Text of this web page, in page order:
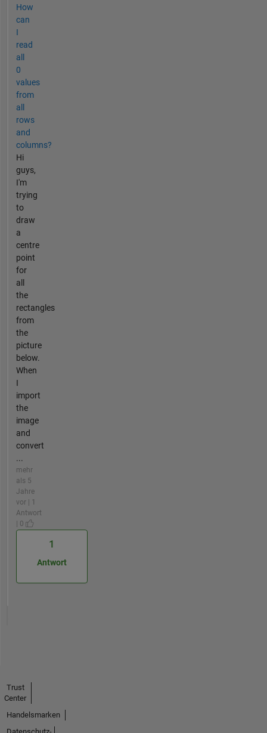
How
can
I
read
all
0
values
from
all
rows
and
columns?
Hi
guys,
I'm
trying
to
draw
a
centre
point
for
all
the
rectangles
from
the
picture
below.
When
I
import
the
image
and
convert
...
mehr
als 5
Jahre
vor | 1
Antwort
| 0
1
Antwort
Trust
Center
Handelsmarken